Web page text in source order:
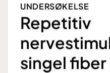
UNDERSØKELSE
Repetitiv
singel fiber